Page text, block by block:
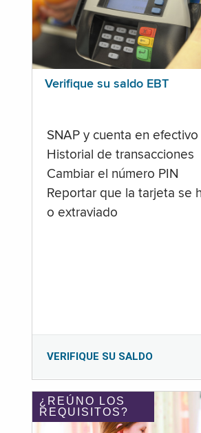
Verifique su saldo EBT
SNAP y cuenta en efectivo
Historial de transacciones
Cambiar el número PIN
Reportar que la tarjeta se
o extraviado
VERIFIQUE SU SALDO
¿REÚNO LOS
REQUISITOS?